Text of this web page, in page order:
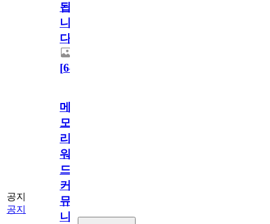
됩
니
다.
[64
공지
공지
메
모
리
워
드
커
뮤
니